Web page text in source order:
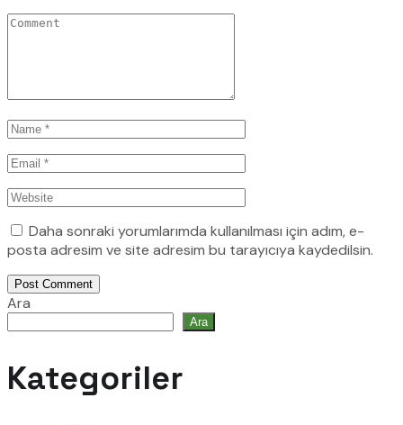
Daha sonraki yorumlarımda kullanılması için adım, e-
posta adresim ve site adresim bu tarayıcıya kaydedilsin.
Post Comment
Ara
Ara
Kategoriler